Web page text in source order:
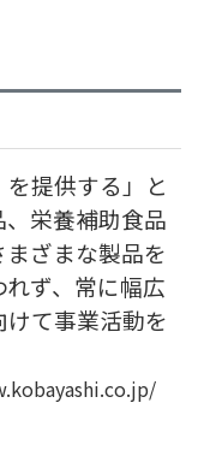
を提供する」と
栄養補助食品
ざまな製品を
ず、常に幅広
て事業活動を